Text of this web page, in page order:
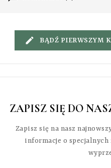
BĄDŹ PIERWSZYM
ZAPISZ SIĘ DO
Zapisz się na nasz
informacje o